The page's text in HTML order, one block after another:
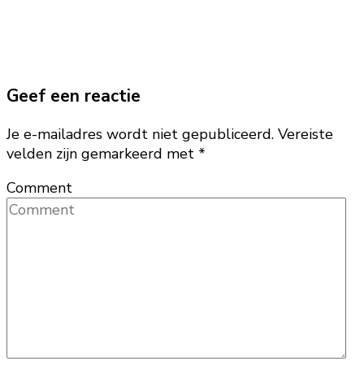
Geef een reactie
Je e-mailadres wordt niet gepubliceerd. Vereiste
velden zijn gemarkeerd met *
Comment